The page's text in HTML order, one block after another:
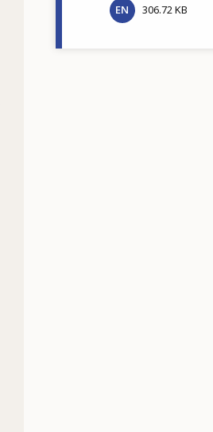
EN
306.72 KB